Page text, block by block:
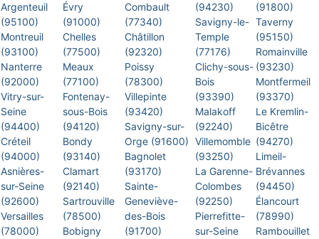
Argenteuil
(95100)
Montreuil
(93100)
Nanterre
(92000)
Vitry-sur-
Seine
(94400)
Créteil
(94000)
Asnières-
sur-Seine
(92600)
Versailles
(78000)
Évry
(91000)
Chelles
(77500)
Meaux
(77100)
Fontenay-
sous-Bois
(94120)
Bondy
(93140)
Clamart
(92140)
Sartrouville
(78500)
Bobigny
Combault
(77340)
Châtillon
(92320)
Poissy
(78300)
Villepinte
(93420)
Savigny-sur-
Orge (91600)
Bagnolet
(93170)
Sainte-
Geneviève-
des-Bois
(91700)
(94230)
Savigny-le-
Temple
(77176)
Clichy-sous-
Bois
(93390)
Malakoff
(92240)
Villemomble
(93250)
La Garenne-
Colombes
(92250)
Pierrefitte-
sur-Seine
(91800)
Taverny
(95150)
Romainville
(93230)
Montfermeil
(93370)
Le Kremlin-
Bicêtre
(94270)
Limeil-
Brévannes
(94450)
Élancourt
(78990)
Rambouillet